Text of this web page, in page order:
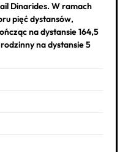
Dinarides. W ramach
pięć dystansów,
na dystansie 164,5
na dystansie 5